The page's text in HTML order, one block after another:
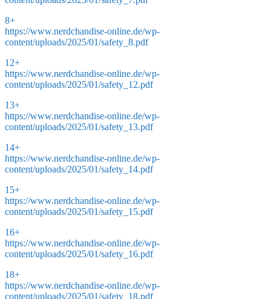
8+
https://www.nerdchandise-online.de/wp-
content/uploads/2025/01/safety_8.pdf
12+
https://www.nerdchandise-online.de/wp-
content/uploads/2025/01/safety_12.pdf
13+
https://www.nerdchandise-online.de/wp-
content/uploads/2025/01/safety_13.pdf
14+
https://www.nerdchandise-online.de/wp-
content/uploads/2025/01/safety_14.pdf
15+
https://www.nerdchandise-online.de/wp-
content/uploads/2025/01/safety_15.pdf
16+
https://www.nerdchandise-online.de/wp-
content/uploads/2025/01/safety_16.pdf
18+
https://www.nerdchandise-online.de/wp-
content/uploads/2025/01/safety_18.pdf